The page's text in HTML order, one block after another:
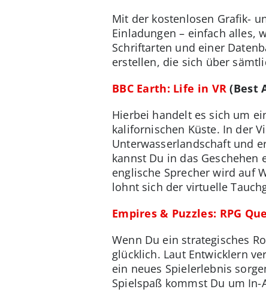
Mit der kostenlosen Grafik-
Einladungen – einfach alles,
Schriftarten und einer
erstellen, die sich über
BBC Earth: Life in VR (Best
Hierbei handelt es sich um
kalifornischen Küste. In der
Unterwasserlandschaft und
kannst Du in das
englische Sprecher wird auf
lohnt sich der virtuelle
Empires & Puzzles: RPG
Wenn Du ein strategisches
glücklich. Laut Entwicklern
ein neues Spielerlebnis
Spielspaß kommst Du um